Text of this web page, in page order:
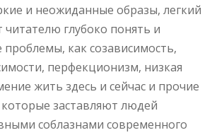
и неожиданные образы, легкий
глубоко понять и
как созависимость,
перфекционизм, низкая
жить здесь и сейчас и прочие
которые заставляют людей
соблазнами современного